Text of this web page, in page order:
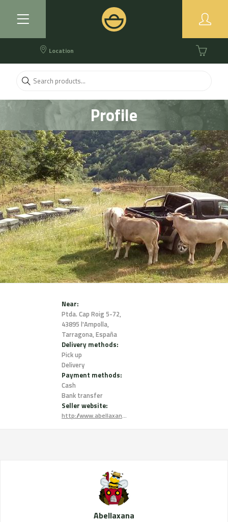
Location
Profile
Near:
Ptda. Cap Roig 5-72,
43895 l'Ampolla,
Tarragona, España
Delivery methods:
Pick up
Delivery
Payment methods:
Cash
Bank transfer
Seller website:
http://www.abellaxana.com
Abellaxana